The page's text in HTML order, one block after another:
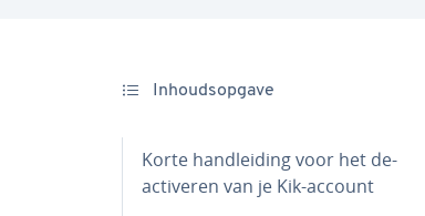
In­houds­op­ga­ve
Korte hand­lei­ding voor het de­
ac­ti­ve­ren van je Kik-account